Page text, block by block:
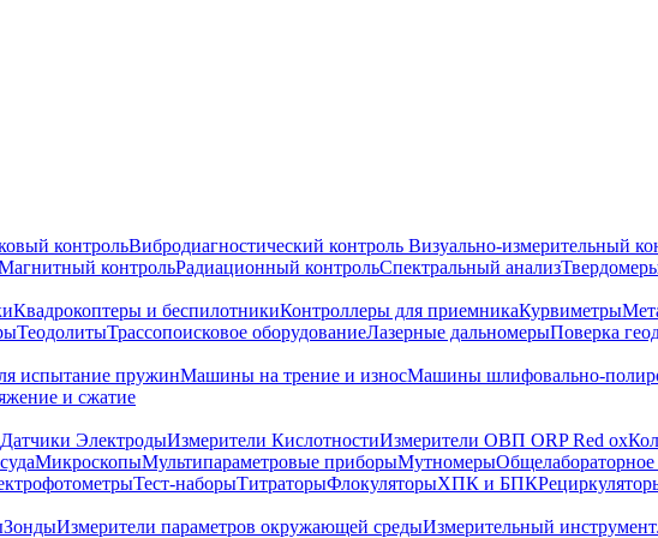
контрольВибродиагностический контроль Визуально-измерительный
контрольРадиационный контрольСпектральный анализ
Квадрокоптеры и беспилотникиКонтроллеры для приемникаКурвиметры
ТеодолитыТрассопоисковое оборудованиеЛазерные дальномерыПоверка
испытание пружинМашины на трение и износМашины шлифовально-
и сжатие
Датчики ЭлектродыИзмерители КислотностиИзмерители ОВП ORP Red ox
МикроскопыМультипараметровые приборыМутномерыОбщелабораторное
Тест-наборыТитраторыФлокуляторыХПК и БПК
ЗондыИзмерители параметров окружающей средыИзмерительный инструмент